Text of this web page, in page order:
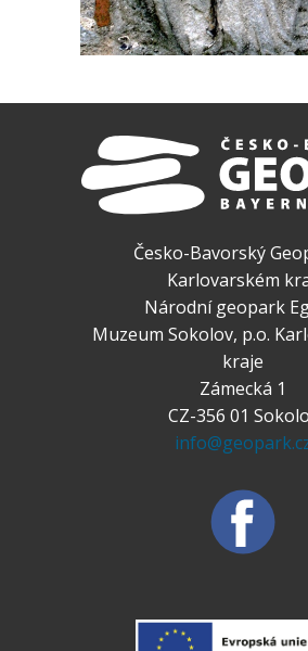
Česko-Bavorský
Karlovarském
Národní geopark
Muzeum Sokolov, p.o.
kraje
Zámecká 1
CZ-356 01